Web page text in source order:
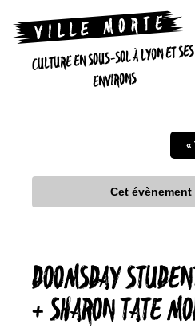
CULTURE EN SOUS-SOL À LYON ET SES
ENVIRONS
«
Cet
DOOMSDAY
+ SHARON TATE